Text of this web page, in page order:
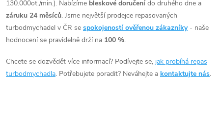
a
c
í
p
130.000ot./min.). Nabízíme bleskové doručení do druhého dne a
záruku 24 měsíců. Jsme největší prodejce repasovaných
turbodmychadel v ČR se spokojeností ověřenou zákazníky- naše
hodnocení se pravidelně drží na 100 %.
Chcete se dozvědět více informací? Podívejte se, jak probíhá repas
turbodmychadla. Potřebujete poradit? Neváhejte a kontaktujte nás.